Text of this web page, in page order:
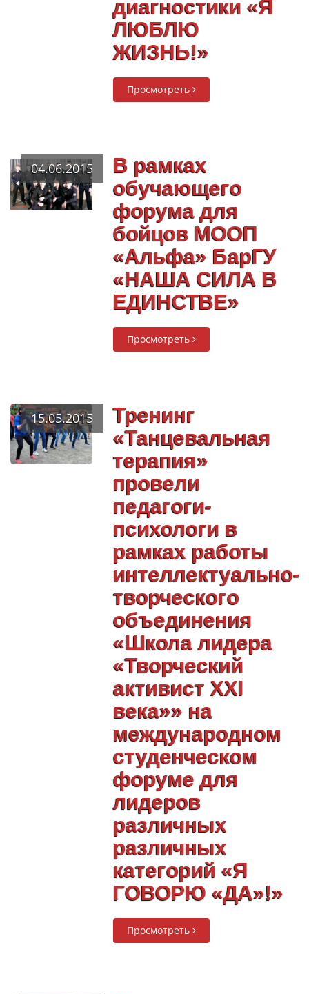
диагностики «Я
ЛЮБЛЮ
ЖИЗНЬ!»
Просмотреть
04.06.2015
В рамках
обучающего
форума для
бойцов МООП
«Альфа» БарГУ
«НАША СИЛА В
ЕДИНСТВЕ»
Просмотреть
15.05.2015
Тренинг
«Танцевальная
терапия»
провели
педагоги-
психологи в
рамках работы
интеллектуально-
творческого
объединения
«Школа лидера
«Творческий
активист ХХI
века»» на
международном
студенческом
форуме для
лидеров
различных
различных
категорий «Я
ГОВОРЮ «ДА»!»
Просмотреть